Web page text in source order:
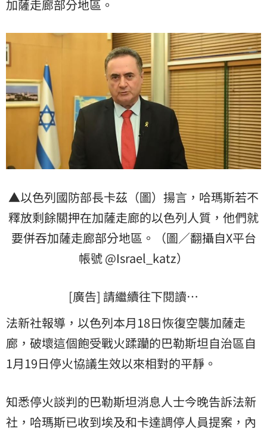
加薩走廊部分地區。
▲以色列國防部長卡茲（圖）揚言，哈瑪斯若不
釋放剩餘關押在加薩走廊的以色列人質，他們就
要併吞加薩走廊部分地區。（圖／翻攝自X平台
帳號 @Israel_katz）
[廣告] 請繼續往下閱讀…
法新社報導，以色列本月18日恢復空襲加薩走
廊，破壞這個飽受戰火蹂躪的巴勒斯坦自治區自
1月19日停火協議生效以來相對的平靜。
知悉停火談判的巴勒斯坦消息人士今晚告訴法新
社，哈瑪斯已收到埃及和卡達調停人員提案，內